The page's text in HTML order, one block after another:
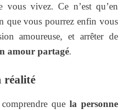
vous vivez. Ce n’est qu’en
que vous pourrez enfin vous
amoureuse, et arrêter de
amour partagé.
réalité
que la personne